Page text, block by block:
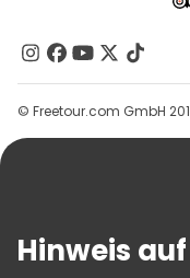
Kontakt
Gruppen
Hilfe
AGB Und Rechtliches
© Freetour.com GmbH
Hinweis